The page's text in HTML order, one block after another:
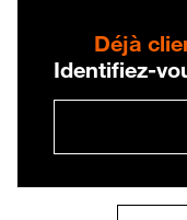
Déjà
Identifiez-